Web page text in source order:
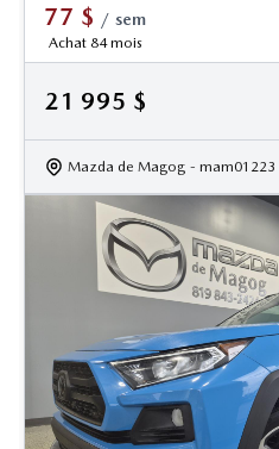
77 $ / sem
Achat 84 mois
21 995 $
Mazda de Magog - mam01223